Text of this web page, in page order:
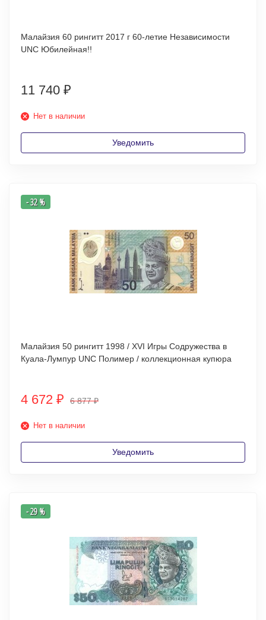
Малайзия 60 рингитт 2017 г 60-летие Независимости
UNC Юбилейная!!
11 740 ₽
Нет в наличии
Уведомить
- 32 %
Малайзия 50 рингитт 1998 / XVI Игры Содружества в
Куала-Лумпур UNC Полимер / коллекционная купюра
4 672 ₽ 6 877₽
Нет в наличии
Уведомить
- 29 %